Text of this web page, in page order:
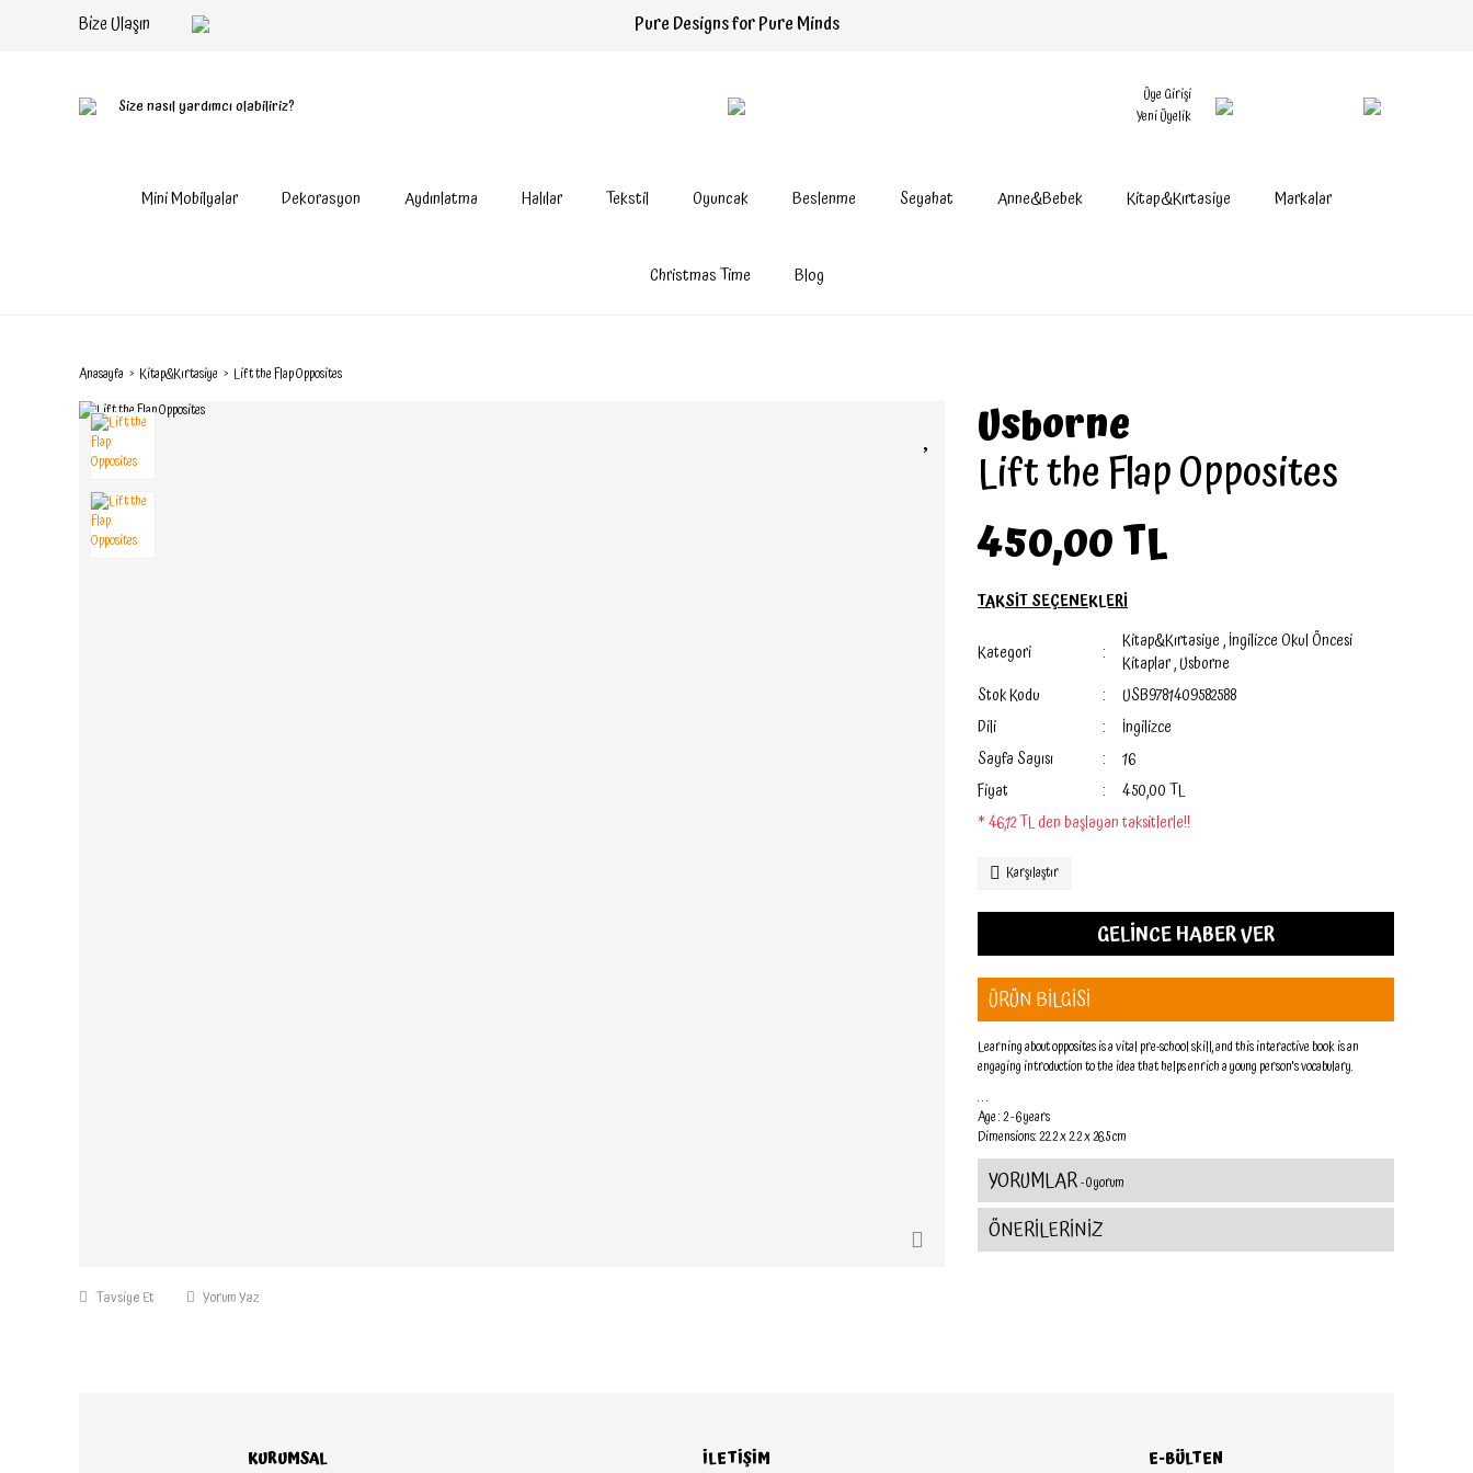
Bize Ulaşın Pure Designs for Pure Minds
Size nasıl yardımcı olabiliriz?
Üye Girişi
Yeni Üyelik
Mini Mobilyalar Dekorasyon Aydınlatma Halılar Tekstil Oyuncak Beslenme Seyahat Anne&Bebek Kitap&Kırtasiye Markalar
Christmas Time Blog
Anasayfa Kitap&Kırtasiye Lift the Flap Opposites
Tavsiye Et Yorum Yaz
Usborne
Lift the Flap Opposites
450,00 TL
TAKSİT SEÇENEKLERİ
Kategori Kitap&Kırtasiye,İngilizce Okul Öncesi
Kitaplar,Usborne
Stok Kodu
USB9781409582588
Dili
İngilizce
Sayfa Sayısı
16
Fiyat
450,00 TL
* 46,12 TL den başlayan taksitlerle!!
Karşılaştır
GELİNCE HABER VER
ÜRÜN BİLGİSİ
Learning about opposites is a vital pre-school skill, and this interactive book is an
engaging introduction to the idea that helps enrich a young person's vocabulary.
. . .
Age : 2 - 6 years
Dimensions: 22.2 x 2.2 x 26.5 cm
YORUMLAR- 0 yorum
ÖNERİLERİNİZ
KURUMSAL İLETİŞİM E-BÜLTEN